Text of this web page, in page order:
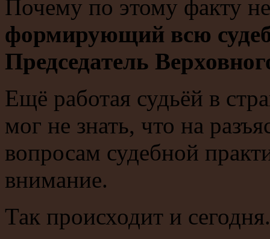
Почему по этому факту
формирующий всю
Председатель
Ещё работая судьёй в
мог не знать, что на
вопросам судебной
внимание.
Так происходит и сегодня.